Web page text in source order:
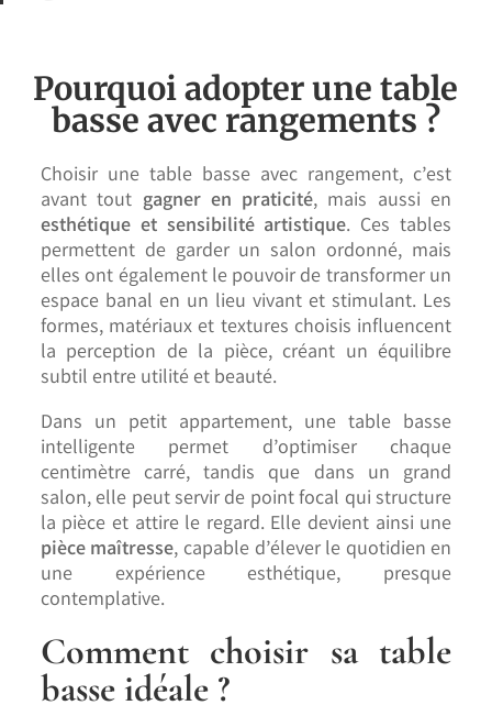
Pourquoi adopter une table
basse avec rangements ?
Choisir une table basse avec rangement, c’est
avant tout gagner en praticité, mais aussi en
esthétique et sensibilité artistique. Ces tables
permettent de garder un salon ordonné, mais
elles ont également le pouvoir de transformer un
espace banal en un lieu vivant et stimulant. Les
formes, matériaux et textures choisis influencent
la perception de la pièce, créant un équilibre
subtil entre utilité et beauté.
Dans un petit appartement, une table basse
intelligente permet d’optimiser chaque
centimètre carré, tandis que dans un grand
salon, elle peut servir de point focal qui structure
la pièce et attire le regard. Elle devient ainsi une
pièce maîtresse, capable d’élever le quotidien en
une expérience esthétique, presque
contemplative.
Comment choisir sa table
basse idéale ?